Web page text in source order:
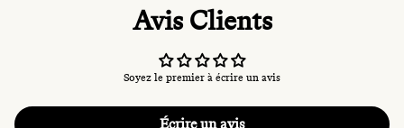
Avis Clients
Soyez le premier à écrire un avis
Écrire un avis